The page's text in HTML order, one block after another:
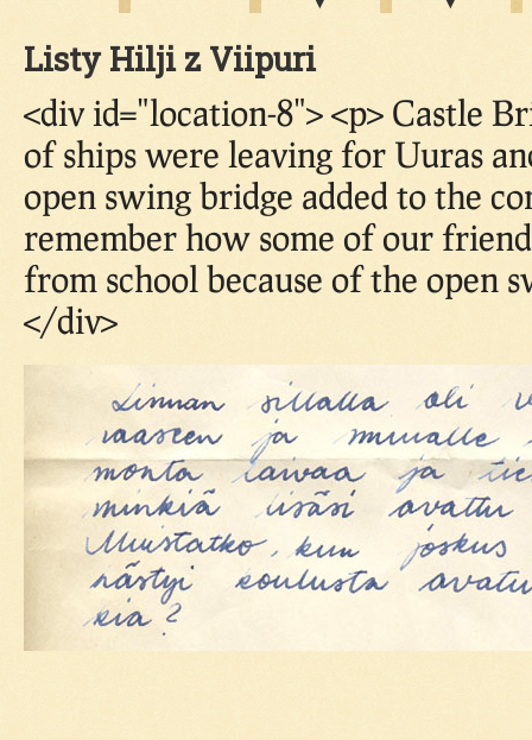
Listy Hilji z Viipuri
<div id="location-8"> <p> Castle
of ships were leaving for Uuras
open swing bridge added to the
remember how some of our
from school because of the open
</div>